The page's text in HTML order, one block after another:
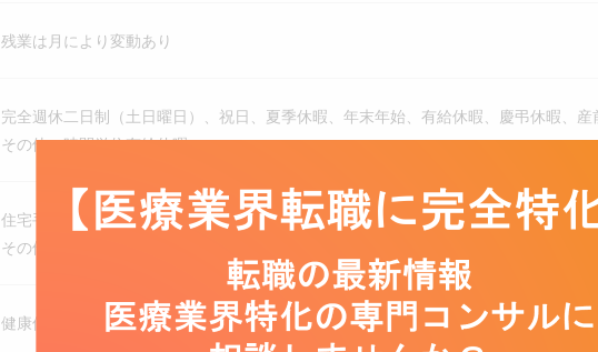
残業は月により変動あり
完全週休二日制（土日曜日）、祝日、夏季休暇、年末年始、有給休暇、慶弔休暇、
その他 時間単位有給休暇
住宅手当、交通費（通勤手当）、家族手当、退職金制度
その他 企業年金
健康保険、厚生年金保険、雇用保険、労災保険